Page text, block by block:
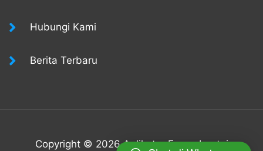
Hubungi Kami
Berita Terbaru
Copyright © 2026 Aplikator Epoxy Lantai